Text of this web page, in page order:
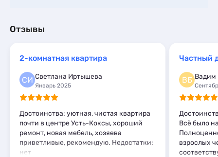
Отзывы
2-комнатная квартира
СИ Светлана Иртышева
Январь 2025
Достоинства: уютная, чистая квартира
почти в центре Усть-Коксы, хороший
ремонт, новая мебель, хозяева
приветливые, рекомендую. Недостатки:
нет
Частный
ВБ Вадим
Всё было
взрослых